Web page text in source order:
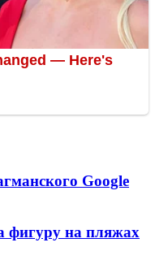
Google
фигуру на пляжах